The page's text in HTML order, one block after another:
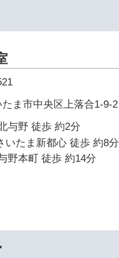
ま市中央区上落合1-9-2
与野 徒歩 約2分
いたま新都心 徒歩 約8分
野本町 徒歩 約14分